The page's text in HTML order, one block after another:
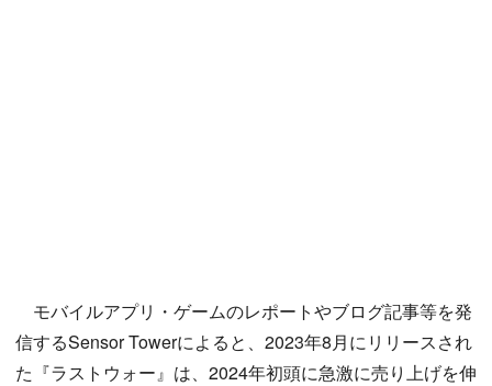
モバイルアプリ・ゲームのレポートやブログ記事等を発
信するSensor Towerによると、2023年8月にリリースされ
た『ラストウォー』は、2024年初頭に急激に売り上げを伸